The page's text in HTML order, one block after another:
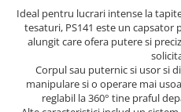
Foarfece de tuns gard viu si
arbusti
Masini si tractorase de tuns
gazonul
Motocoase termice
Ideal pentru lucrari intense la
tesaturi, PS141 este un
alungit care ofera putere si
Corpul sau puternic si usor si
manipulare si o operare mai
reglabil la 360° tine praful